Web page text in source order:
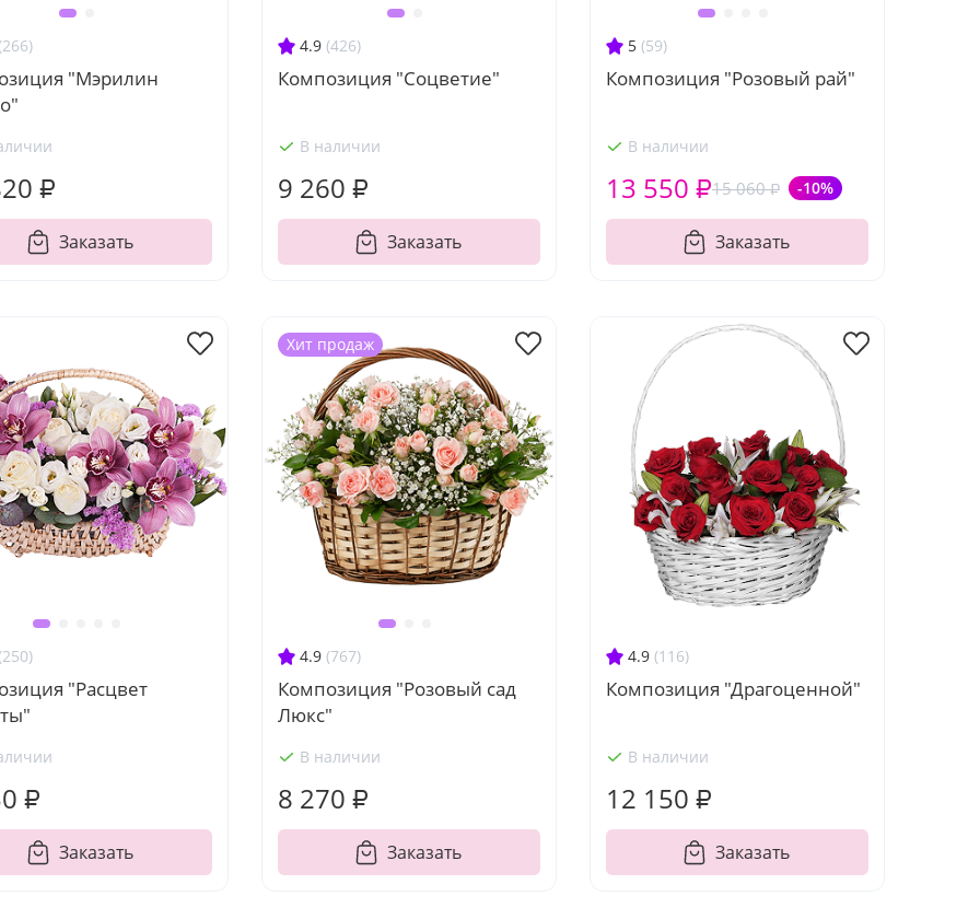
"Мэрилин
₽
Заказать
4.9 (426)
Композиция "Соцветие"
В наличии
9 260 ₽
Заказать
5 (59)
Композиция "Розовый рай"
В наличии
15 060 ₽ -10%
13 550 ₽
Заказать
"Расцвет
₽
Заказать
4.9 (767)
Композиция "Розовый сад
Люкс"
В наличии
8 270 ₽
Заказать
Хит продаж
4.9 (116)
Композиция "Драгоценной"
В наличии
12 150 ₽
Заказать